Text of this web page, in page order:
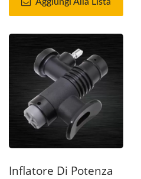
Inflatore Di Potenza